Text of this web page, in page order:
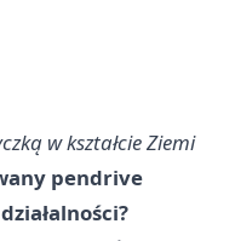
w kształcie Ziemi
pendrive